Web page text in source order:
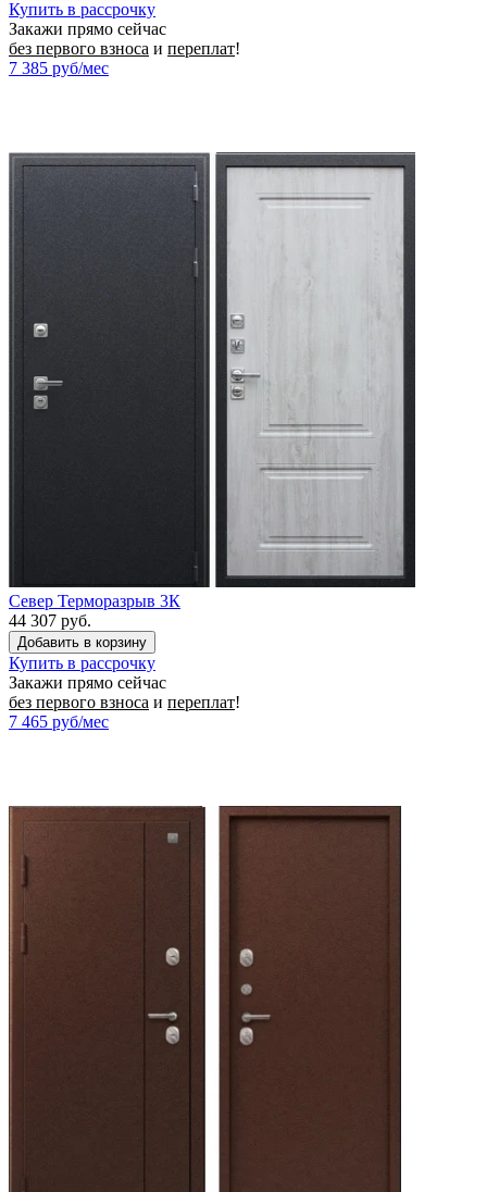
Купить в рассрочку
Закажи прямо сейчас
без первого взноса и переплат!
7 385 руб/мес
Север Терморазрыв 3К
44 307 руб.
Купить в рассрочку
Закажи прямо сейчас
без первого взноса и переплат!
7 465 руб/мес